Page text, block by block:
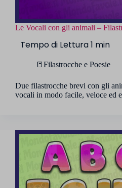
Le Vocali con gli animali –
📒Filastrocche e Poesie
Due filastrocche brevi con gli
vocali in modo facile, veloce ed